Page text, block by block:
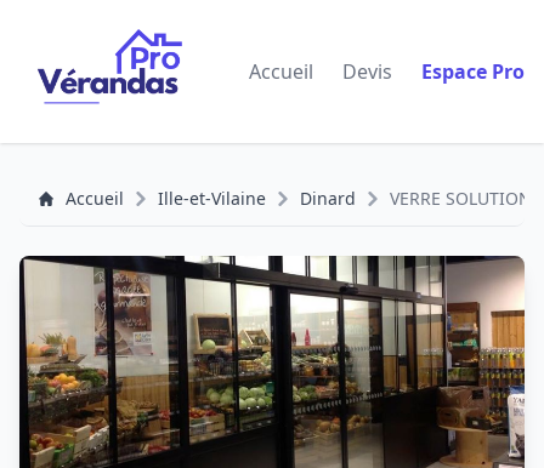
Accueil Devis Espace Pro
Accueil Ille-et-Vilaine Dinard VERRE